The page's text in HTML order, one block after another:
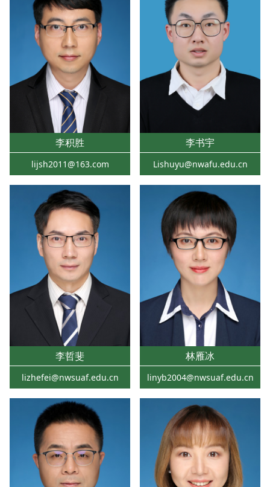
李积胜
lijsh2011@163.com
李书宇
Lishuyu@nwafu.edu.cn
李哲斐
lizhefei@nwsuaf.edu.cn
林雁冰
linyb2004@nwsuaf.edu.cn